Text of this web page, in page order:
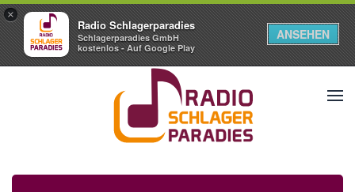
×
Radio Schlagerparadies
Schlagerparadies GmbH
kostenlos - Auf Google Play
ANSEHEN